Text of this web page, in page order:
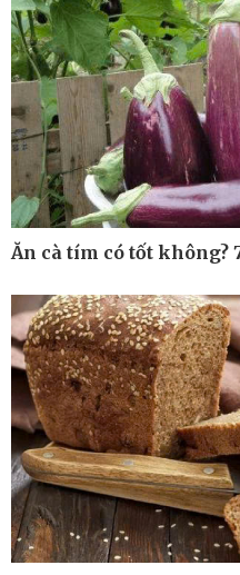
Ô tô - Xe máy
Ô tô
Xe máy
Tư vấn
Ăn cà tím có tốt